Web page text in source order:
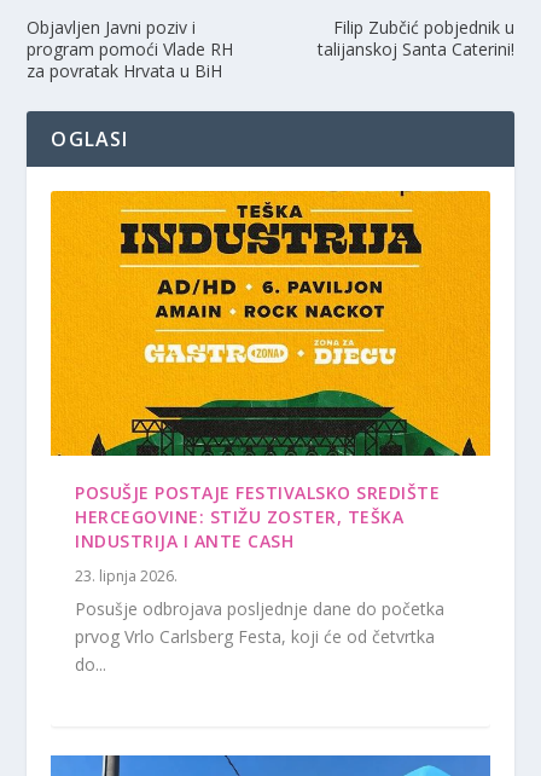
Objavljen Javni poziv i
program pomoći Vlade RH
za povratak Hrvata u BiH
Filip Zubčić pobjednik u
talijanskoj Santa Caterini!
OGLASI
POSUŠJE POSTAJE FESTIVALSKO SREDIŠTE
HERCEGOVINE: STIŽU ZOSTER, TEŠKA
INDUSTRIJA I ANTE CASH
23. lipnja 2026.
Posušje odbrojava posljednje dane do početka
prvog Vrlo Carlsberg Festa, koji će od četvrtka
do...